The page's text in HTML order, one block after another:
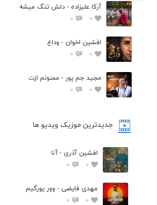
آرکا علیزاده - دلش تنگ میشه
0
0
افشين اخوان - وداع
0
0
مجید جم پور - ممنونم ازت
0
0
جدیدترین موزیک ویدیو ها
افشین آذری - آنا
0
0
مهدی فایضی - وور یورگیم
0
0